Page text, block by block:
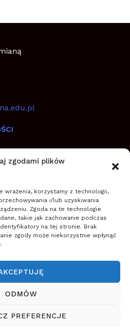
zgodami plików
wrażenia, korzystamy z technologii,
i/lub uzyskiwania
Zgoda na te technologie
takie jak zachowanie podczas
na tej stronie. Brak
zgody może niekorzystnie wpłynąć
ODMÓW
PREFERENCJE
i utrwalić zmianę
sukces zmiany
wspiera firmy w
i zapewnieniu trwałości zmian
projektów, innowacji,